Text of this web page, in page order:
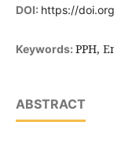
DOI: https://
Keywords: PPH,
ABSTRACT